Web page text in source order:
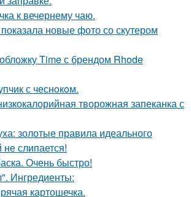
к вечернему чаю.
новые фото со скутером
Time с брендом Rhode
с чеснoкoм.
творожная запеканка с
золотые правила идеального
слипается!
Очень быстро!
Ингредиенты:
картошечка.